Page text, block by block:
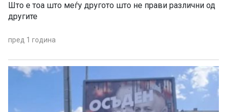
Што е тоа што меѓу другото што не прави различни од
другите
пред 1 година